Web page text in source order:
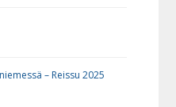
– Reissu 2025